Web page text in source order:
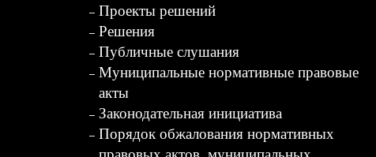
Проекты решений
Решения
Публичные слушания
Муниципальные нормативные правовые
акты
Законодательная инициатива
Порядок обжалования нормативных